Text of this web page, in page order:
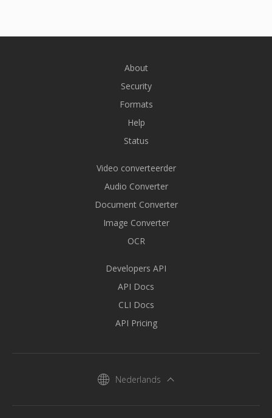
About
Security
Formats
Help
Status
Video converteerder
Audio Converter
Document Converter
Image Converter
OCR
Developers API
API Docs
CLI Docs
API Pricing
Nederlands